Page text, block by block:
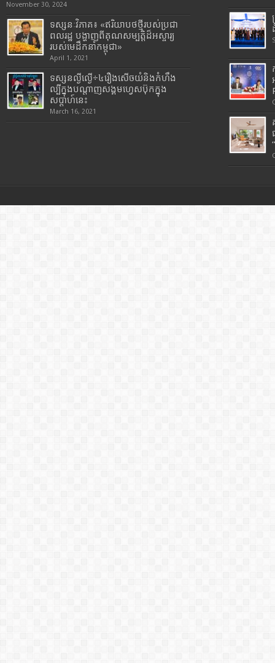
November 30, 2024
ទស្សនៈវិភាគ៖ «ឥរិយាបថថ្មីរបស់ប្រជា
ពលរដ្ឋ បង្ហាញពីគុណសម្បត្តិដ៏អស្ចារ្យ
របស់មេដឹកនាំកម្ពុជា»
April 1, 2021
ទស្សនល្ងីល្ងើ÷៤រឿងសើចយំនិងកំហឹង
ល្បីក្នុងបណ្តាញសង្គមហ្វេសប៊ុកក្នុង
សប្តាហ៍នេះ
March 16, 2021